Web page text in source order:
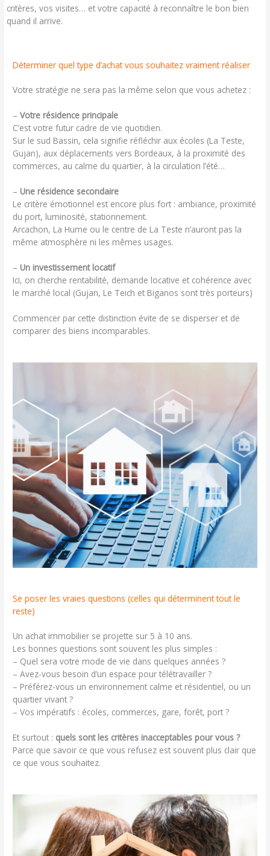
critères, vos visites… et votre capacité à reconnaître le bon bien
quand il arrive.
Déterminer quel type d’achat vous souhaitez vraiment réaliser
Votre stratégie ne sera pas la même selon que vous achetez :
–Votre résidence principale
C’est votre futur cadre de vie quotidien.
Sur le sud Bassin, cela signifie réfléchir aux écoles (La Teste,
Gujan), aux déplacements vers Bordeaux, à la proximité des
commerces, au calme du quartier, à la circulation l’été…
– Une résidence secondaire
Le critère émotionnel est encore plus fort : ambiance, proximité
du port, luminosité, stationnement.
Arcachon, La Hume ou le centre de La Teste n’auront pas la
même atmosphère ni les mêmes usages.
– Un investissement locatif
Ici, on cherche rentabilité, demande locative et cohérence avec
le marché local (Gujan, Le Teich et Biganos sont très porteurs)
Commencer par cette distinction évite de se disperser et de
comparer des biens incomparables.
Se poser les vraies questions (celles qui déterminent tout le
reste)
Un achat immobilier se projette sur 5 à 10 ans.
Les bonnes questions sont souvent les plus simples :
– Quel sera votre mode de vie dans quelques années ?
– Avez-vous besoin d’un espace pour télétravailler ?
– Préférez-vous un environnement calme et résidentiel, ou un
quartier vivant ?
– Vos impératifs : écoles, commerces, gare, forêt, port ?
Et surtout : quels sont les critères inacceptables pour vous ?
Parce que savoir ce que vous refusez est souvent plus clair que
ce que vous souhaitez.